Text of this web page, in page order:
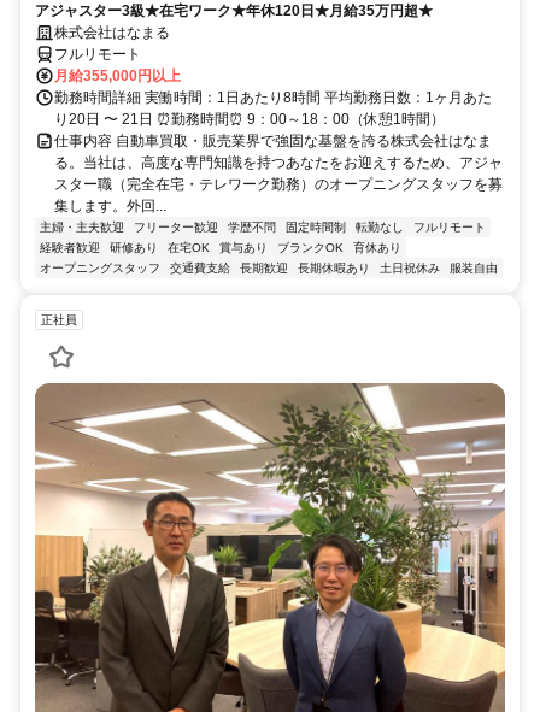
アジャスター3級★在宅ワーク★年休120日★月給35万円超★
株式会社はなまる
フルリモート
月給355,000円以上
勤務時間詳細 実働時間：1日あたり8時間 平均勤務日数：1ヶ月あた
り20日 〜 21日 ⏰勤務時間⏰ 9：00～18：00（休憩1時間）
仕事内容 自動車買取・販売業界で強固な基盤を誇る株式会社はなま
る。当社は、高度な専門知識を持つあなたをお迎えするため、アジャ
スター職（完全在宅・テレワーク勤務）のオープニングスタッフを募
集します。外回...
主婦・主夫歓迎 フリーター歓迎 学歴不問 固定時間制 転勤なし
フルリモート
経験者歓迎
研修あり 在宅OK 賞与あり ブランクOK
育休あり
オープニングスタッフ
交通費支給 長期歓迎 長期休暇あり 土日祝休み 服装自由
正社員